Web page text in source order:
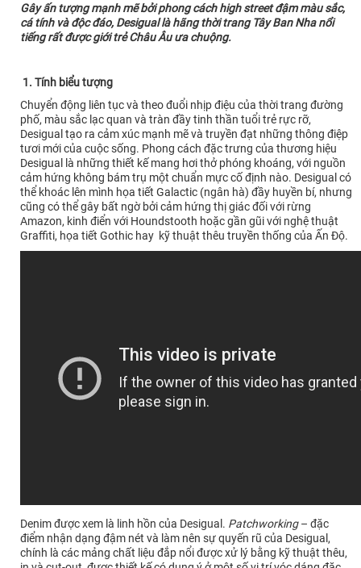
Gây ấn tượng mạnh mẽ bởi phong cách high street đậm màu sắc,
cá tính và độc đáo, Desigual là hãng thời trang Tây Ban Nha nổi
tiếng rất được giới trẻ Châu Âu ưa chuộng.
1. Tính biểu tượng
Chuyển động liên tục và theo đuổi nhịp điệu của thời trang đường
phố, màu sắc lạc quan và tràn đầy tinh thần tuổi trẻ rực rỡ,
Desigual tạo ra cảm xúc mạnh mẽ và truyền đạt những thông điệp
tươi mới của cuộc sống. Phong cách đặc trưng của thương hiệu
Desigual là những thiết kế mang hơi thở phóng khoáng, với nguồn
cảm hứng không bám trụ một chuẩn mực cố định nào. Desigual có
thể khoác lên mình họa tiết Galactic (ngân hà) đầy huyền bí, nhưng
cũng có thể gây bất ngờ bởi cảm hứng thị giác đối với rừng
Amazon, kinh điển với Houndstooth hoặc gần gũi với nghệ thuật
Graffiti, họa tiết Gothic hay kỹ thuật thêu truyền thống của Ấn Độ.
Denim được xem là linh hồn của Desigual. Patchworking– đặc
điểm nhận dạng đậm nét và làm nên sự quyến rũ của Desigual,
chính là các mảng chất liệu đắp nổi được xử lý bằng kỹ thuật thêu,